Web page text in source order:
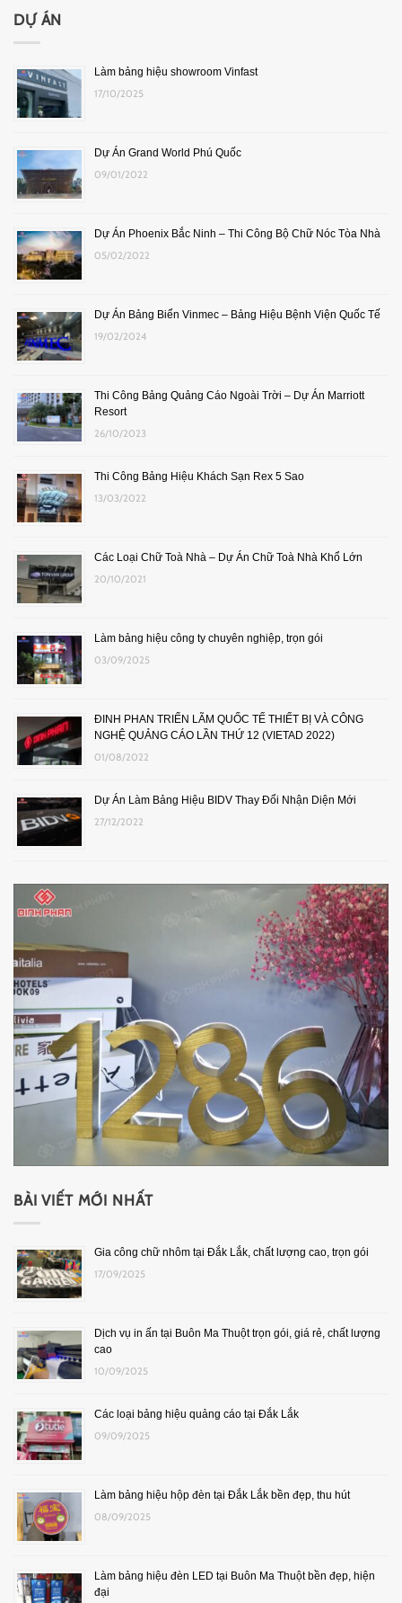
DỰ ÁN
Làm bảng hiệu showroom Vinfast
17/10/2025
Dự Án Grand World Phú Quốc
09/01/2022
Dự Án Phoenix Bắc Ninh – Thi Công Bộ Chữ Nóc Tòa Nhà
05/02/2022
Dự Án Bảng Biển Vinmec – Bảng Hiệu Bệnh Viện Quốc Tế
19/02/2024
Thi Công Bảng Quảng Cáo Ngoài Trời – Dự Án Marriott
Resort
26/10/2023
Thi Công Bảng Hiệu Khách Sạn Rex 5 Sao
13/03/2022
Các Loại Chữ Toà Nhà – Dự Án Chữ Toà Nhà Khổ Lớn
20/10/2021
Làm bảng hiệu công ty chuyên nghiệp, trọn gói
03/09/2025
ĐINH PHAN TRIỂN LÃM QUỐC TẾ THIẾT BỊ VÀ CÔNG
NGHỆ QUẢNG CÁO LẦN THỨ 12 (VIETAD 2022)
01/08/2022
Dự Án Làm Bảng Hiệu BIDV Thay Đổi Nhận Diện Mới
27/12/2022
BÀI VIẾT MỚI NHẤT
Gia công chữ nhôm tại Đắk Lắk, chất lượng cao, trọn gói
17/09/2025
Dịch vụ in ấn tại Buôn Ma Thuột trọn gói, giá rẻ, chất lượng
cao
10/09/2025
Các loại bảng hiệu quảng cáo tại Đắk Lắk
09/09/2025
Làm bảng hiệu hộp đèn tại Đắk Lắk bền đẹp, thu hút
08/09/2025
Làm bảng hiệu đèn LED tại Buôn Ma Thuột bền đẹp, hiện
đại